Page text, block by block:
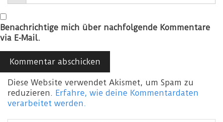
Benachrichtige mich über nachfolgende Kommentare
via E-Mail.
Diese Website verwendet Akismet, um Spam zu
reduzieren. Erfahre, wie deine Kommentardaten
verarbeitet werden.